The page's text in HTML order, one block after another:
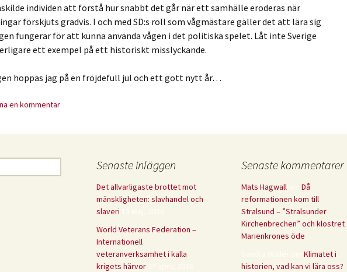
individen att förstå hur snabbt det går när ett samhälle eroderas när
förskjuts gradvis. I och med SD:s roll som vågmästare gäller det att lära sig
fungerar för att kunna använda vågen i det politiska spelet. Låt inte Sverige
ett exempel på ett historiskt misslyckande.
hoppas jag på en fröjdefull jul och ett gott nytt år…
en kommentar
Senaste inläggen
Det allvarligaste brottet mot
mänskligheten: slavhandel och
slaveri 13 maj, 2026
World Veterans Federation –
Internationell
veteranverksamhet i kalla
krigets härvor
27 april, 2026
Senaste kommentarer
Mats Hagwall om Då
reformationen kom till
Stralsund – ”Stralsunder
Kirchenbrechen” och klostret
Marienkrones öde
Sandra Waller om Klimatet i
historien, vad kan vi lära oss?